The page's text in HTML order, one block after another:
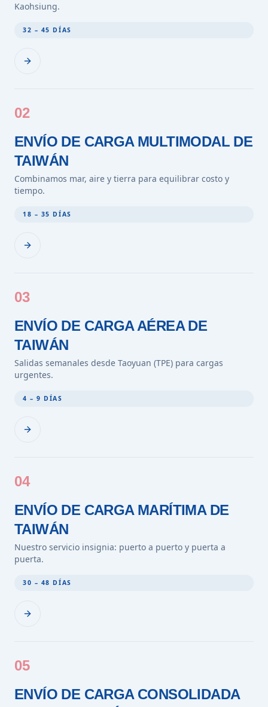
Kaohsiung.
32 – 45 DÍAS
02
ENVÍO DE CARGA MULTIMODAL DE
TAIWÁN
Combinamos mar, aire y tierra para equilibrar costo y
tiempo.
18 – 35 DÍAS
03
ENVÍO DE CARGA AÉREA DE
TAIWÁN
Salidas semanales desde Taoyuan (TPE) para cargas
urgentes.
4 – 9 DÍAS
04
ENVÍO DE CARGA MARÍTIMA DE
TAIWÁN
Nuestro servicio insignia: puerto a puerto y puerta a
puerta.
30 – 48 DÍAS
05
ENVÍO DE CARGA CONSOLIDADA